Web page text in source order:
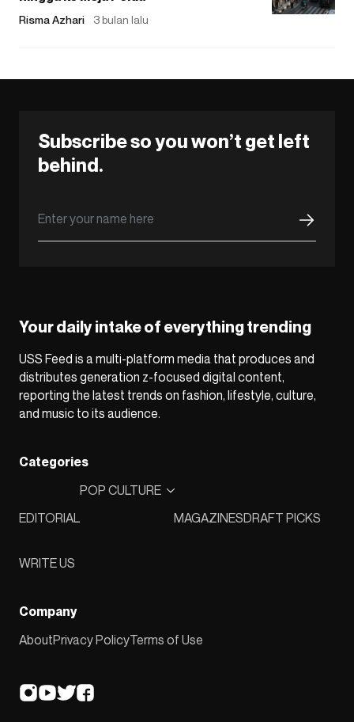
Risma Azhari 3 bulan lalu
Subscribe so you won’t get left
behind.
Your daily intake of everything trending
USS Feed is a multi-platform media that produces and
distributes generation z-focused digital content,
reporting the latest trends on fashion, lifestyle, culture,
and music to its audience.
Categories
EDITORIAL
POP CULTURE
MAGAZINESDRAFT PICKS
WRITE US
Company
AboutPrivacy PolicyTerms of Use